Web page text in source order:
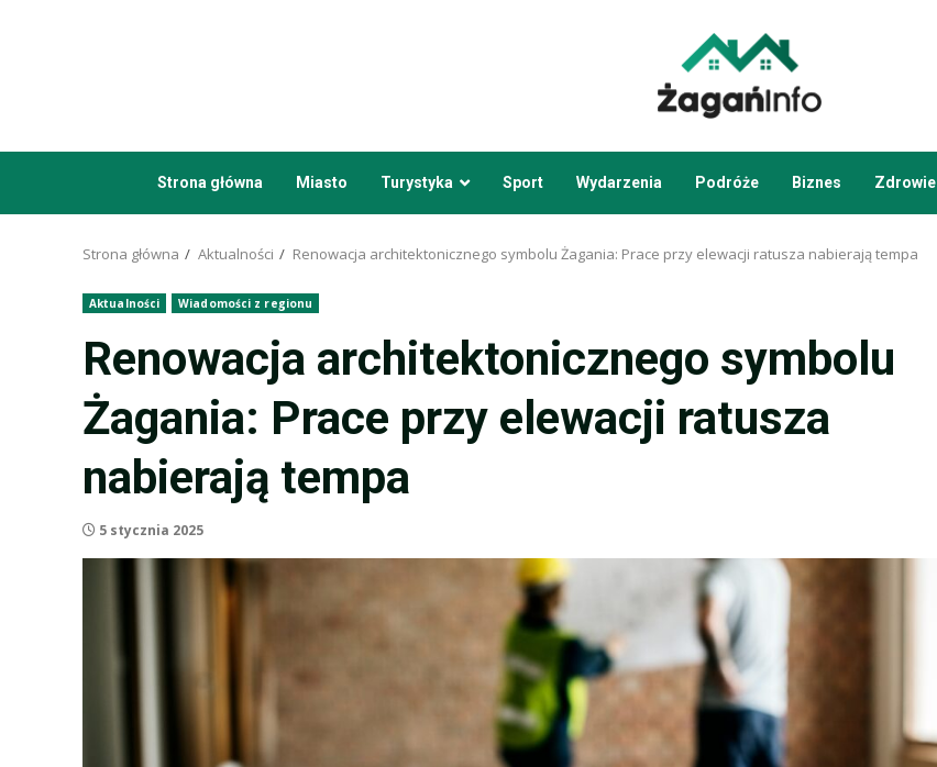
Strona główna Miasto Turystyka Sport Wydarzenia Podróże Biznes Zdrowie
Strona główna Aktualności Renowacja architektonicznego symbolu Żagania: Prace przy elewacji ratusza nabierają tempa
Aktualności Wiadomości z regionu
Renowacja architektonicznego symbolu
Żagania: Prace przy elewacji ratusza
nabierają tempa
5 stycznia 2025